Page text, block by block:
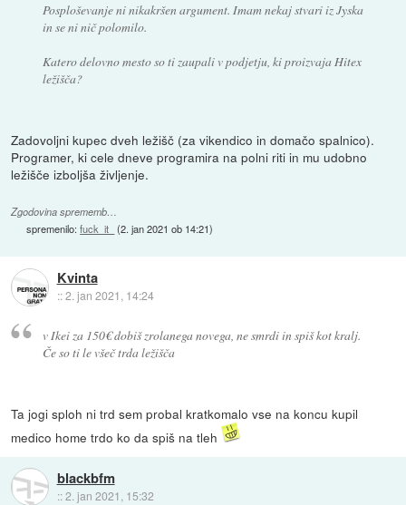
Posploševanje ni nikakršen argument. Imam nekaj stvari iz Jyska
in se ni nič polomilo.
Katero delovno mesto so ti zaupali v podjetju, ki proizvaja Hitex
ležišča?
Zadovoljni kupec dveh ležišč (za vikendico in domačo spalnico).
Programer, ki cele dneve programira na polni riti in mu udobno
ležišče izboljša življenje.
Zgodovina sprememb…
spremenilo:fuck_it_ (2. jan 2021 ob 14:21)
Kvinta
::2. jan 2021, 14:24
v Ikei za 150€ dobiš zrolanega novega, ne smrdi in spiš kot kralj.
Če so ti le všeč trda ležišča
Ta jogi sploh ni trd sem probal kratkomalo vse na koncu kupil
medico home trdo ko da spiš na tleh
blackbfm
::2. jan 2021, 15:32